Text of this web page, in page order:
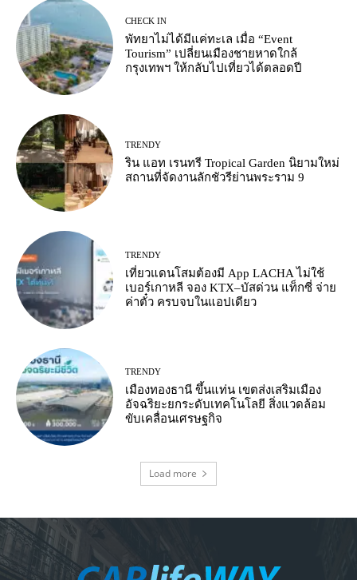
CHECK IN
พัทยาไม่ได้มีแค่ทะเล เมื่อ “Event
Tourism” เปลี่ยนเมืองชายหาดใกล้
กรุงเทพฯ ให้กลับไปเที่ยวได้ตลอดปี
TRENDY
ริน แอท เรนทรี Tropical Garden นิยามใหม่
สถานที่จัดงานลักชัวรีย่านพระราม 9
TRENDY
เที่ยวแดนโสมต้องมี App LACHA ไม่ใช้
เบอร์เกาหลี จอง KTX–บัสด่วน แท็กซี่ จ่าย
ค่าตั๋ว ครบจบในแอปเดียว
TRENDY
เมืองทองธานี ขึ้นแท่น เขตส่งเสริมเมือง
อัจฉริยะยกระดับเทคโนโลยี สิ่งแวดล้อม
ขับเคลื่อนเศรษฐกิจ
Load more